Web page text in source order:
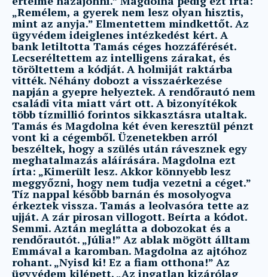
„Remélem, a gyerek nem lesz olyan hisztis,
mint az anyja.” Elmentettem mindkettőt. Az
ügyvédem ideiglenes intézkedést kért. A
bank letiltotta Tamás céges hozzáférését.
Lecseréltettem az intelligens zárakat, és
töröltettem a kódját. A holmiját raktárba
vitték. Néhány dobozt a visszaérkezése
napján a gyepre helyeztek. A rendőrautó nem
családi vita miatt várt ott. A bizonyítékok
több tízmillió forintos sikkasztásra utaltak.
Tamás és Magdolna két éven keresztül pénzt
vont ki a cégemből. Üzenetekben arról
beszéltek, hogy a szülés után rávesznek egy
meghatalmazás aláírására. Magdolna ezt
írta: „Kimerült lesz. Akkor könnyebb lesz
meggyőzni, hogy nem tudja vezetni a céget.”
Tíz nappal később barnán és mosolyogva
érkeztek vissza. Tamás a leolvasóra tette az
ujját. A zár pirosan villogott. Beírta a kódot.
Semmi. Aztán meglátta a dobozokat és a
rendőrautót. „Júlia!” Az ablak mögött álltam
Emmával a karomban. Magdolna az ajtóhoz
rohant. „Nyisd ki! Ez a fiam otthona!” Az
ügyvédem kilépett. „Az ingatlan kizárólag